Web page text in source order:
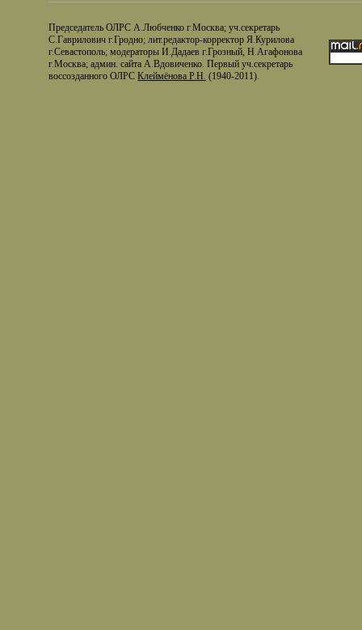
Председатель ОЛРС А.Любченко г.Москва; уч.секретарь
С.Гаврилович г.Гродно; лит.редактор-корректор Я.Курилова
г.Севастополь; модераторы И.Дадаев г.Грозный, Н.Агафонова
г.Москва; админ. сайта А.Вдовиченко. Первый уч.секретарь
воссозданного ОЛРС Клеймёнова Р.Н. (1940-2011).